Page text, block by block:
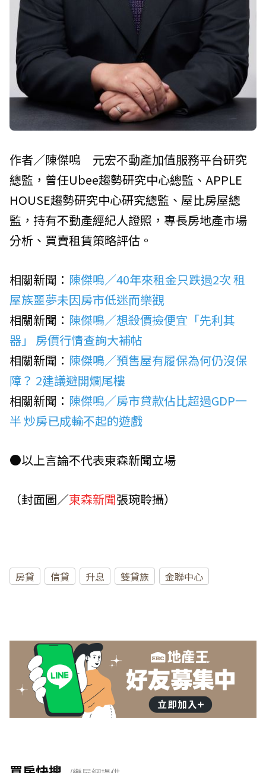
作者／陳傑鳴 元宏不動產加值服務平台研究
總監，曾任Ubee趨勢研究中心總監、APPLE
HOUSE趨勢研究中心研究總監、屋比房屋總
監，持有不動產經紀人證照，專長房地產市場
分析、買賣租賃策略評估。
相關新聞： 陳傑鳴／40年來租金只跌過2次 租
屋族噩夢未因房市低迷而樂觀
相關新聞： 陳傑鳴／想殺價撿便宜「先利其
器」 房價行情查詢大補帖
相關新聞： 陳傑鳴／預售屋有履保為何仍沒保
障？ 2建議避開爛尾樓
相關新聞： 陳傑鳴／房市貸款佔比超過GDP一
半 炒房已成輸不起的遊戲
●以上言論不代表東森新聞立場
（封面圖／東森新聞張琬聆攝）
房貸 信貸 升息 雙貸族 金聯中心